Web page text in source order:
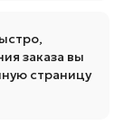
заказа вы
страницу